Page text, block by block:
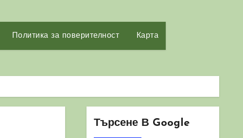
Политика за поверителност Карта
Търсене В Google